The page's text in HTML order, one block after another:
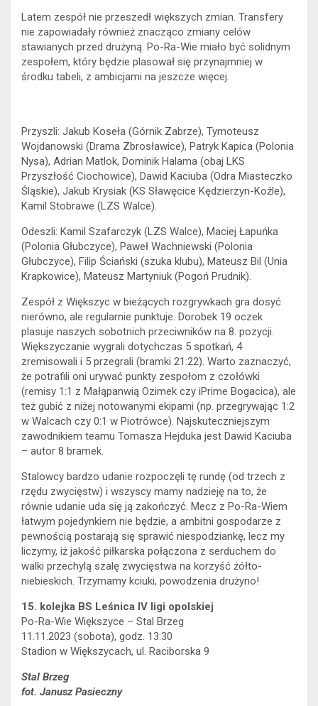
Latem zespół nie przeszedł większych zmian. Transfery
nie zapowiadały również znacząco zmiany celów
stawianych przed drużyną. Po-Ra-Wie miało być solidnym
zespołem, który będzie plasował się przynajmniej w
środku tabeli, z ambicjami na jeszcze więcej.
Przyszli: Jakub Koseła (Górnik Zabrze), Tymoteusz
Wojdanowski (Drama Zbrosławice), Patryk Kapica (Polonia
Nysa), Adrian Matlok, Dominik Halama (obaj LKS
Przyszłość Ciochowice), Dawid Kaciuba (Odra Miasteczko
Śląskie), Jakub Krysiak (KS Sławęcice Kędzierzyn-Koźle),
Kamil Stobrawe (LZS Walce).
Odeszli: Kamil Szafarczyk (LZS Walce), Maciej Łapuńka
(Polonia Głubczyce), Paweł Wachniewski (Polonia
Głubczyce), Filip Ściański (szuka klubu), Mateusz Bil (Unia
Krapkowice), Mateusz Martyniuk (Pogoń Prudnik).
Zespół z Większyc w bieżących rozgrywkach gra dosyć
nierówno, ale regularnie punktuje. Dorobek 19 oczek
plasuje naszych sobotnich przeciwników na 8. pozycji.
Większyczanie wygrali dotychczas 5 spotkań, 4
zremisowali i 5 przegrali (bramki 21:22). Warto zaznaczyć,
że potrafili oni urywać punkty zespołom z czołówki
(remisy 1:1 z Małąpanwią Ozimek czy iPrime Bogacica), ale
też gubić z niżej notowanymi ekipami (np. przegrywając 1:2
w Walcach czy 0:1 w Piotrówce). Najskuteczniejszym
zawodnikiem teamu Tomasza Hejduka jest Dawid Kaciuba
– autor 8 bramek.
Stalowcy bardzo udanie rozpoczęli tę rundę (od trzech z
rzędu zwycięstw) i wszyscy mamy nadzieję na to, że
równie udanie uda się ją zakończyć. Mecz z Po-Ra-Wiem
łatwym pojedynkiem nie będzie, a ambitni gospodarze z
pewnością postarają się sprawić niespodziankę, lecz my
liczymy, iż jakość piłkarska połączona z serduchem do
walki przechylą szalę zwycięstwa na korzyść żółto-
niebieskich. Trzymamy kciuki, powodzenia drużyno!
15. kolejka BS Leśnica IV ligi opolskiej
Po-Ra-Wie Większyce – Stal Brzeg
11.11.2023 (sobota), godz. 13:30
Stadion w Większycach, ul. Raciborska 9
Stal Brzeg
fot. Janusz Pasieczny